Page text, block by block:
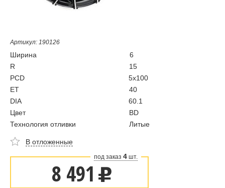
Артикул: 190126
Ширина
6
R
15
PCD
5x100
ET
40
DIA
60.1
Цвет
BD
Технология отливки
Литые
В отложенные
под заказ 4 шт.
8 491 u